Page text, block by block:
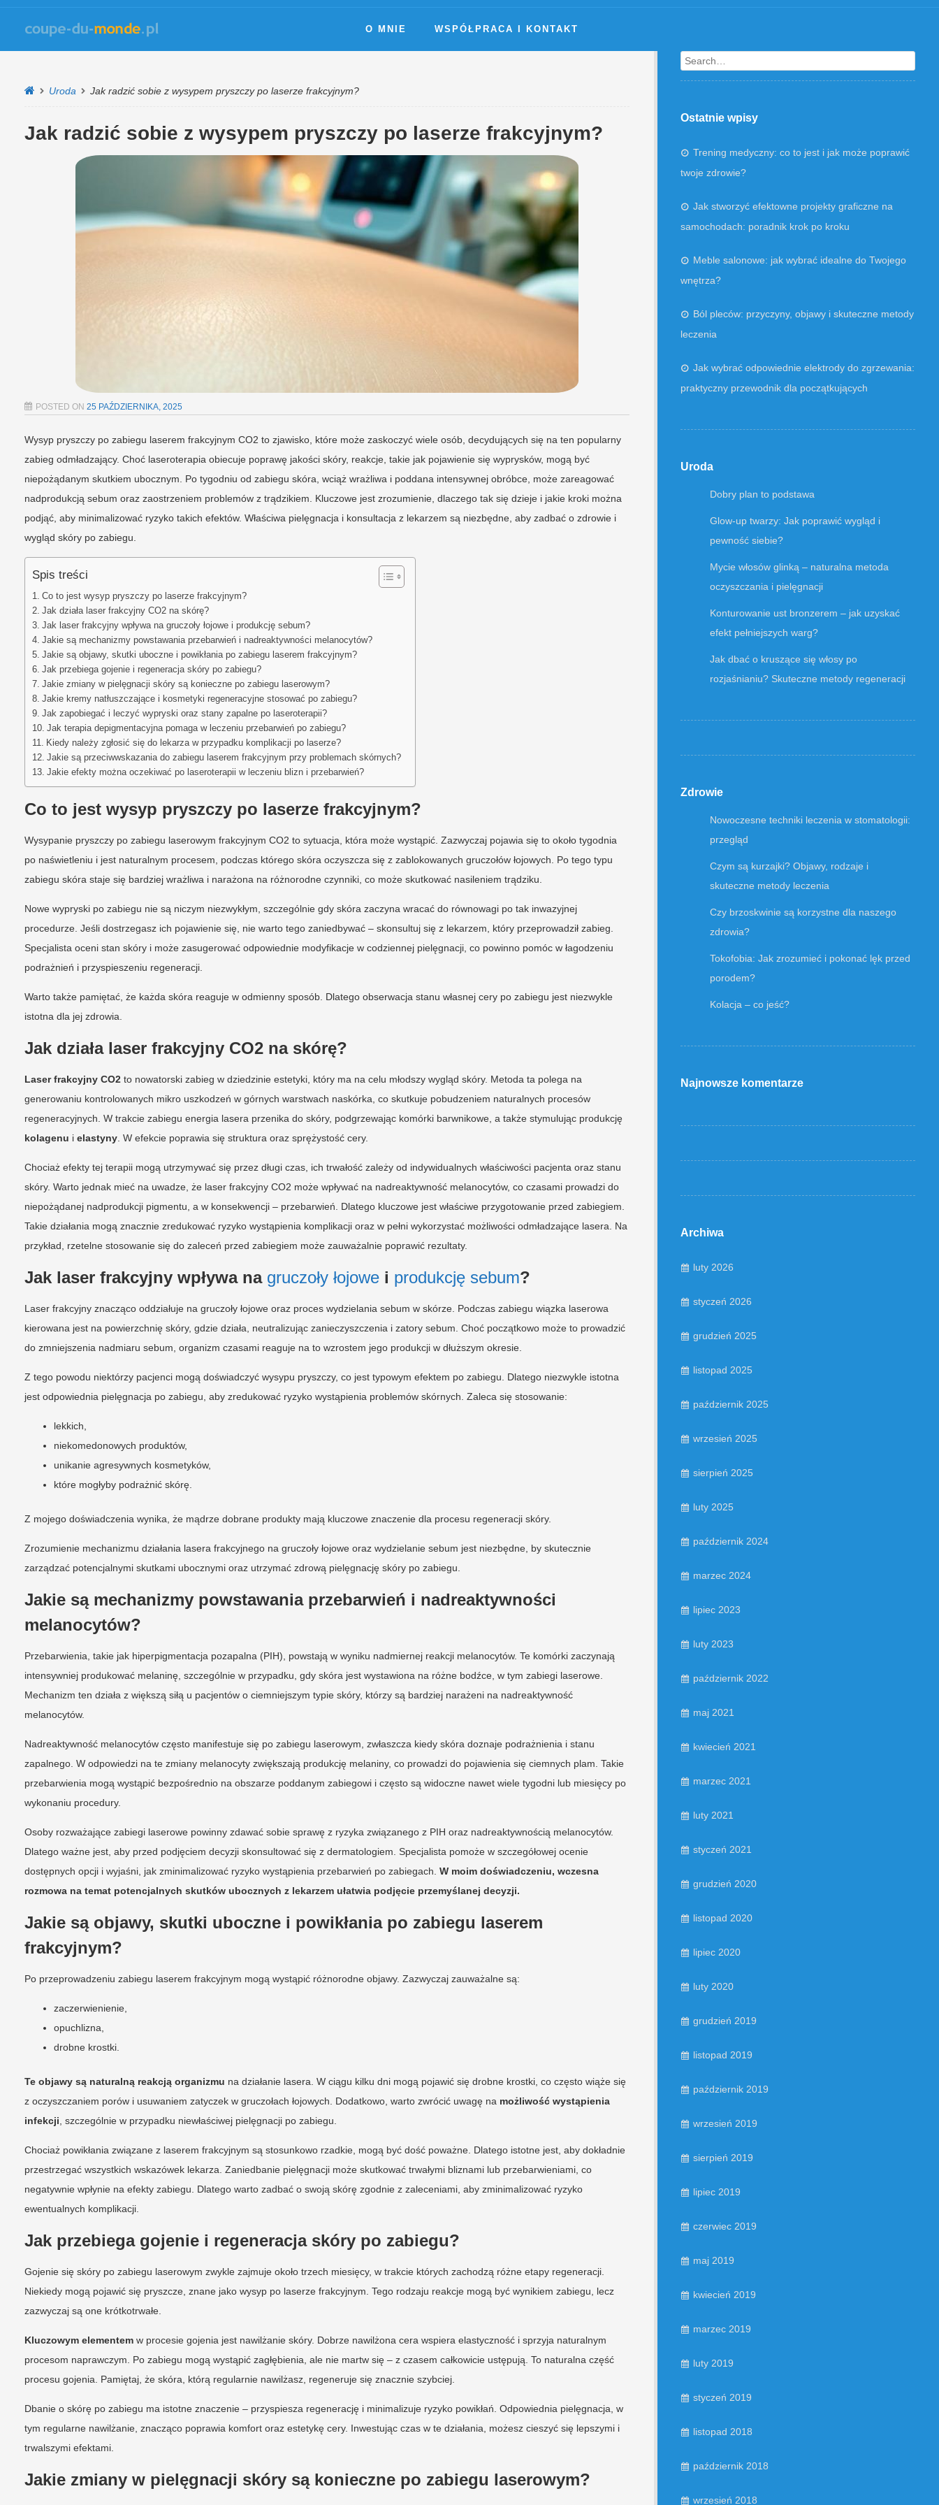
O MNIE WSPÓŁPRACA I KONTAKT
Uroda Jak radzić sobie z wysypem pryszczy po laserze frakcyjnym?
Jak radzić sobie z wysypem pryszczy po laserze frakcyjnym?
POSTED ON 25 PAŹDZIERNIKA, 2025
Wysyp pryszczy po zabiegu laserem frakcyjnym CO2 to zjawisko, które może zaskoczyć wiele osób, decydujących się na ten popularny
zabieg odmładzający. Choć laseroterapia obiecuje poprawę jakości skóry, reakcje, takie jak pojawienie się wyprysków, mogą być
niepożądanym skutkiem ubocznym. Po tygodniu od zabiegu skóra, wciąż wrażliwa i poddana intensywnej obróbce, może zareagować
nadprodukcją sebum oraz zaostrzeniem problemów z trądzikiem. Kluczowe jest zrozumienie, dlaczego tak się dzieje i jakie kroki można
podjąć, aby minimalizować ryzyko takich efektów. Właściwa pielęgnacja i konsultacja z lekarzem są niezbędne, aby zadbać o zdrowie i
wygląd skóry po zabiegu.
Spis treści
Co to jest wysyp pryszczy po laserze frakcyjnym?
Jak działa laser frakcyjny CO2 na skórę?
Jak laser frakcyjny wpływa na gruczoły łojowe i produkcję sebum?
Jakie są mechanizmy powstawania przebarwień i nadreaktywności melanocytów?
Jakie są objawy, skutki uboczne i powikłania po zabiegu laserem frakcyjnym?
Jak przebiega gojenie i regeneracja skóry po zabiegu?
Jakie zmiany w pielęgnacji skóry są konieczne po zabiegu laserowym?
Jakie kremy natłuszczające i kosmetyki regeneracyjne stosować po zabiegu?
Jak zapobiegać i leczyć wypryski oraz stany zapalne po laseroterapii?
Jak terapia depigmentacyjna pomaga w leczeniu przebarwień po zabiegu?
Kiedy należy zgłosić się do lekarza w przypadku komplikacji po laserze?
Jakie są przeciwwskazania do zabiegu laserem frakcyjnym przy problemach skórnych?
Jakie efekty można oczekiwać po laseroterapii w leczeniu blizn i przebarwień?
Co to jest wysyp pryszczy po laserze frakcyjnym?
Wysypanie pryszczy po zabiegu laserowym frakcyjnym CO2 to sytuacja, która może wystąpić. Zazwyczaj pojawia się to około tygodnia
po naświetleniu i jest naturalnym procesem, podczas którego skóra oczyszcza się z zablokowanych gruczołów łojowych. Po tego typu
zabiegu skóra staje się bardziej wrażliwa i narażona na różnorodne czynniki, co może skutkować nasileniem trądziku.
Nowe wypryski po zabiegu nie są niczym niezwykłym, szczególnie gdy skóra zaczyna wracać do równowagi po tak inwazyjnej
procedurze. Jeśli dostrzegasz ich pojawienie się, nie warto tego zaniedbywać – skonsultuj się z lekarzem, który przeprowadził zabieg.
Specjalista oceni stan skóry i może zasugerować odpowiednie modyfikacje w codziennej pielęgnacji, co powinno pomóc w łagodzeniu
podrażnień i przyspieszeniu regeneracji.
Warto także pamiętać, że każda skóra reaguje w odmienny sposób. Dlatego obserwacja stanu własnej cery po zabiegu jest niezwykle
istotna dla jej zdrowia.
Jak działa laser frakcyjny CO2 na skórę?
Laser frakcyjny CO2 to nowatorski zabieg w dziedzinie estetyki, który ma na celu młodszy wygląd skóry. Metoda ta polega na
generowaniu kontrolowanych mikro uszkodzeń w górnych warstwach naskórka, co skutkuje pobudzeniem naturalnych procesów
regeneracyjnych. W trakcie zabiegu energia lasera przenika do skóry, podgrzewając komórki barwnikowe, a także stymulując produkcję
kolagenu i elastyny . W efekcie poprawia się struktura oraz sprężystość cery.
Chociaż efekty tej terapii mogą utrzymywać się przez długi czas, ich trwałość zależy od indywidualnych właściwości pacjenta oraz stanu
skóry. Warto jednak mieć na uwadze, że laser frakcyjny CO2 może wpływać na nadreaktywność melanocytów, co czasami prowadzi do
niepożądanej nadprodukcji pigmentu, a w konsekwencji – przebarwień. Dlatego kluczowe jest właściwe przygotowanie przed zabiegiem.
Takie działania mogą znacznie zredukować ryzyko wystąpienia komplikacji oraz w pełni wykorzystać możliwości odmładzające lasera. Na
przykład, rzetelne stosowanie się do zaleceń przed zabiegiem może zauważalnie poprawić rezultaty.
Jak laser frakcyjny wpływa na gruczoły łojowe i produkcję sebum?
Laser frakcyjny znacząco oddziałuje na gruczoły łojowe oraz proces wydzielania sebum w skórze. Podczas zabiegu wiązka laserowa
kierowana jest na powierzchnię skóry, gdzie działa, neutralizując zanieczyszczenia i zatory sebum. Choć początkowo może to prowadzić
do zmniejszenia nadmiaru sebum, organizm czasami reaguje na to wzrostem jego produkcji w dłuższym okresie.
Z tego powodu niektórzy pacjenci mogą doświadczyć wysypu pryszczy, co jest typowym efektem po zabiegu. Dlatego niezwykle istotna
jest odpowiednia pielęgnacja po zabiegu, aby zredukować ryzyko wystąpienia problemów skórnych. Zaleca się stosowanie:
lekkich,
niekomedonowych produktów,
unikanie agresywnych kosmetyków,
które mogłyby podrażnić skórę.
Z mojego doświadczenia wynika, że mądrze dobrane produkty mają kluczowe znaczenie dla procesu regeneracji skóry.
Zrozumienie mechanizmu działania lasera frakcyjnego na gruczoły łojowe oraz wydzielanie sebum jest niezbędne, by skutecznie
zarządzać potencjalnymi skutkami ubocznymi oraz utrzymać zdrową pielęgnację skóry po zabiegu.
Jakie są mechanizmy powstawania przebarwień i nadreaktywności
melanocytów?
Przebarwienia, takie jak hiperpigmentacja pozapalna (PIH), powstają w wyniku nadmiernej reakcji melanocytów. Te komórki zaczynają
intensywniej produkować melaninę, szczególnie w przypadku, gdy skóra jest wystawiona na różne bodźce, w tym zabiegi laserowe.
Mechanizm ten działa z większą siłą u pacjentów o ciemniejszym typie skóry, którzy są bardziej narażeni na nadreaktywność
melanocytów.
Nadreaktywność melanocytów często manifestuje się po zabiegu laserowym, zwłaszcza kiedy skóra doznaje podrażnienia i stanu
zapalnego. W odpowiedzi na te zmiany melanocyty zwiększają produkcję melaniny, co prowadzi do pojawienia się ciemnych plam. Takie
przebarwienia mogą wystąpić bezpośrednio na obszarze poddanym zabiegowi i często są widoczne nawet wiele tygodni lub miesięcy po
wykonaniu procedury.
Osoby rozważające zabiegi laserowe powinny zdawać sobie sprawę z ryzyka związanego z PIH oraz nadreaktywnością melanocytów.
Dlatego ważne jest, aby przed podjęciem decyzji skonsultować się z dermatologiem. Specjalista pomoże w szczegółowej ocenie
dostępnych opcji i wyjaśni, jak zminimalizować ryzyko wystąpienia przebarwień po zabiegach. W moim doświadczeniu, wczesna
rozmowa na temat potencjalnych skutków ubocznych z lekarzem ułatwia podjęcie przemyślanej decyzji.
Jakie są objawy, skutki uboczne i powikłania po zabiegu laserem
frakcyjnym?
Po przeprowadzeniu zabiegu laserem frakcyjnym mogą wystąpić różnorodne objawy. Zazwyczaj zauważalne są:
zaczerwienienie,
opuchlizna,
drobne krostki.
Te objawy są naturalną reakcją organizmu na działanie lasera. W ciągu kilku dni mogą pojawić się drobne krostki, co często wiąże się
z oczyszczaniem porów i usuwaniem zatyczek w gruczołach łojowych. Dodatkowo, warto zwrócić uwagę na możliwość wystąpienia
infekcji , szczególnie w przypadku niewłaściwej pielęgnacji po zabiegu.
Chociaż powikłania związane z laserem frakcyjnym są stosunkowo rzadkie, mogą być dość poważne. Dlatego istotne jest, aby dokładnie
przestrzegać wszystkich wskazówek lekarza. Zaniedbanie pielęgnacji może skutkować trwałymi bliznami lub przebarwieniami, co
negatywnie wpłynie na efekty zabiegu. Dlatego warto zadbać o swoją skórę zgodnie z zaleceniami, aby zminimalizować ryzyko
ewentualnych komplikacji.
Jak przebiega gojenie i regeneracja skóry po zabiegu?
Gojenie się skóry po zabiegu laserowym zwykle zajmuje około trzech miesięcy, w trakcie których zachodzą różne etapy regeneracji.
Niekiedy mogą pojawić się pryszcze, znane jako wysyp po laserze frakcyjnym. Tego rodzaju reakcje mogą być wynikiem zabiegu, lecz
zazwyczaj są one krótkotrwałe.
Kluczowym elementem w procesie gojenia jest nawilżanie skóry. Dobrze nawilżona cera wspiera elastyczność i sprzyja naturalnym
procesom naprawczym. Po zabiegu mogą wystąpić zagłębienia, ale nie martw się – z czasem całkowicie ustępują. To naturalna część
procesu gojenia. Pamiętaj, że skóra, którą regularnie nawilżasz, regeneruje się znacznie szybciej.
Dbanie o skórę po zabiegu ma istotne znaczenie – przyspiesza regenerację i minimalizuje ryzyko powikłań. Odpowiednia pielęgnacja, w
tym regularne nawilżanie, znacząco poprawia komfort oraz estetykę cery. Inwestując czas w te działania, możesz cieszyć się lepszymi i
trwalszymi efektami.
Jakie zmiany w pielęgnacji skóry są konieczne po zabiegu laserowym?
Search
Ostatnie wpisy
Trening medyczny: co to jest i jak może poprawić
twoje zdrowie?
Jak stworzyć efektowne projekty graficzne na
samochodach: poradnik krok po kroku
Meble salonowe: jak wybrać idealne do Twojego
wnętrza?
Ból pleców: przyczyny, objawy i skuteczne metody
leczenia
Jak wybrać odpowiednie elektrody do zgrzewania:
praktyczny przewodnik dla początkujących
Uroda
Dobry plan to podstawa
Glow-up twarzy: Jak poprawić wygląd i
pewność siebie?
Mycie włosów glinką – naturalna metoda
oczyszczania i pielęgnacji
Konturowanie ust bronzerem – jak uzyskać
efekt pełniejszych warg?
Jak dbać o kruszące się włosy po
rozjaśnianiu? Skuteczne metody regeneracji
Zdrowie
Nowoczesne techniki leczenia w stomatologii:
przegląd
Czym są kurzajki? Objawy, rodzaje i
skuteczne metody leczenia
Czy brzoskwinie są korzystne dla naszego
zdrowia?
Tokofobia: Jak zrozumieć i pokonać lęk przed
porodem?
Kolacja – co jeść?
Najnowsze komentarze
Archiwa
luty 2026
styczeń 2026
grudzień 2025
listopad 2025
październik 2025
wrzesień 2025
sierpień 2025
luty 2025
październik 2024
marzec 2024
lipiec 2023
luty 2023
październik 2022
maj 2021
kwiecień 2021
marzec 2021
luty 2021
styczeń 2021
grudzień 2020
listopad 2020
lipiec 2020
luty 2020
grudzień 2019
listopad 2019
październik 2019
wrzesień 2019
sierpień 2019
lipiec 2019
czerwiec 2019
maj 2019
kwiecień 2019
marzec 2019
luty 2019
styczeń 2019
listopad 2018
październik 2018
wrzesień 2018